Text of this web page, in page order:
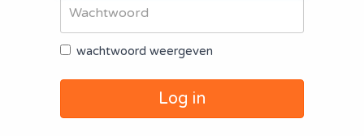
wachtwoord weergeven
Log in